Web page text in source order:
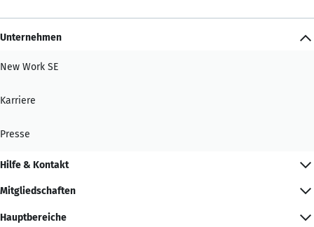
Unternehmen
New Work SE
Karriere
Presse
Hilfe & Kontakt
Mitgliedschaften
Hauptbereiche